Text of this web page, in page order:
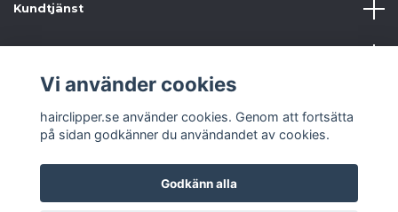
Kundtjänst
Vi använder cookies
hairclipper.se använder cookies. Genom att fortsätta
på sidan godkänner du användandet av cookies.
Godkänn alla